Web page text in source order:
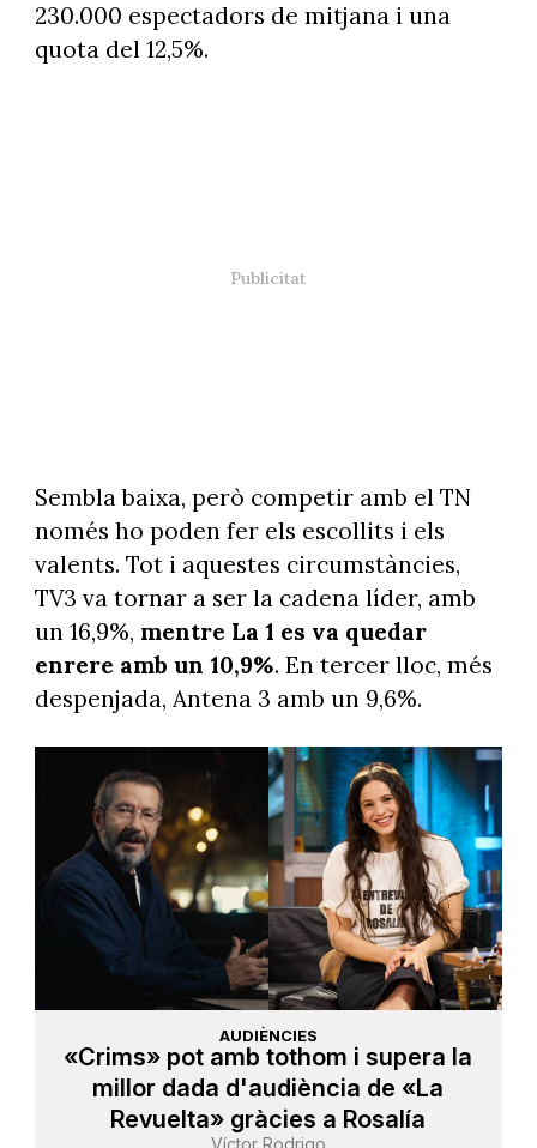
230.000 espectadors de mitjana i una
quota del 12,5%.
Sembla baixa, però competir amb el TN
només ho poden fer els escollits i els
valents. Tot i aquestes circumstàncies,
TV3 va tornar a ser la cadena líder, amb
un 16,9%, mentre La 1 es va quedar
enrere amb un 10,9%. En tercer lloc, més
despenjada, Antena 3 amb un 9,6%.
AUDIÈNCIES
«Crims» pot amb tothom i supera la
millor dada d'audiència de «La
Revuelta» gràcies a Rosalía
Víctor Rodrigo